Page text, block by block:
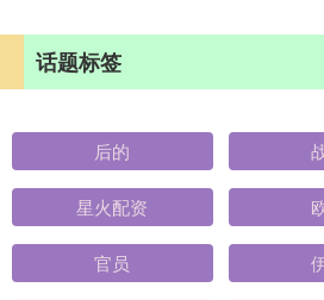
话题标签
后的
星火配资
官员